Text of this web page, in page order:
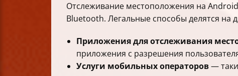
Ограничения поиска
Особенности для аксессуаров и
Интеграция с другими сервисами Google
Языковые и региональные настройки
Практические советы для
Отслеживание местоположения на Android
Bluetooth. Легальные способы делятся на
Приложения для отслеживания
приложения с разрешения
Услуги мобильных операторов—